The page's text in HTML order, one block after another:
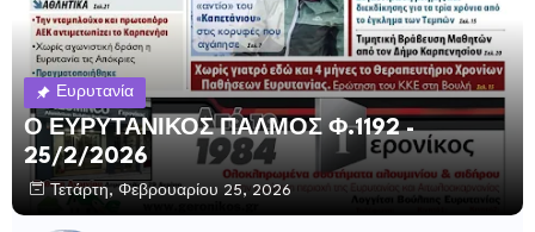
Ευρυτανία
Ο ΕΥΡΥΤΑΝΙΚΟΣ ΠΑΛΜΟΣ Φ.1192 -
25/2/2026
Τετάρτη, Φεβρουαρίου 25, 2026